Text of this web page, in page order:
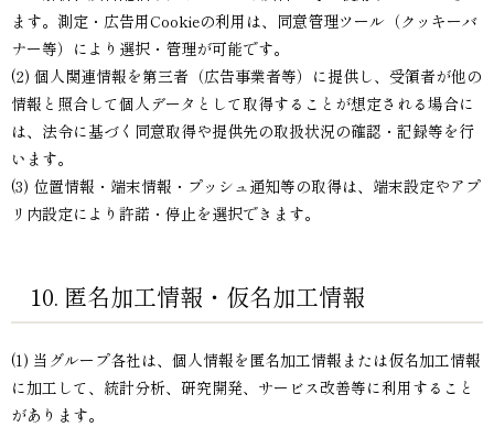
ます。測定・広告用Cookieの利用は、同意管理ツール（クッキーバ
ナー等）により選択・管理が可能です。
(2) 個人関連情報を第三者（広告事業者等）に提供し、受領者が他の
情報と照合して個人データとして取得することが想定される場合に
は、法令に基づく同意取得や提供先の取扱状況の確認・記録等を行
います。
(3) 位置情報・端末情報・プッシュ通知等の取得は、端末設定やアプ
リ内設定により許諾・停止を選択できます。
10. 匿名加工情報・仮名加工情報
(1) 当グループ各社は、個人情報を匿名加工情報または仮名加工情報
に加工して、統計分析、研究開発、サービス改善等に利用すること
があります。